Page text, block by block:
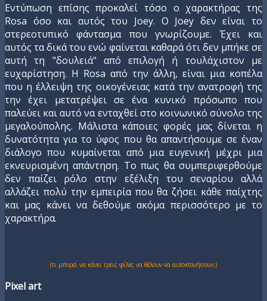
Εντύπωση επίσης προκαλεί τόσο ο χαρακτήρας της
Rosa όσο και αυτός του Joey. Ο Joey δεν είναι το
στερεοτυπικό φάντασμα που γνωρίζουμε. Έχει και
αυτός τα δικά του ενώ φαίνεται καθαρά ότι δεν μπήκε σε
αυτή τη "δουλειά" από επιλογή ή τουλάχιστον με
ευχαρίστηση. Η Rosa από την άλλη, είναι μια κοπέλα
που η έλλειψη της οικογένειας κατά την ανατροφή της
την έχει μετατρέψει σε ένα κυνικό πρόσωπο που
παλεύει και αυτό να ενταχθεί στο κοινωνικό σύνολο της
μεγαλούπολης. Μάλιστα κάποιες φορές μας δίνεται η
δυνατότητα για το ύφος που θα απαντήσουμε σε έναν
διάλογο που κυμαίνεται από μια ευγενική μέχρι μια
εκνευρισμένη απάντηση. Το πως θα συμπεριφερθούμε
δεν παίζει ρόλο στην εξέλιξη του σεναρίου αλλά
αλλάζει πολύ την εμπειρία που θα ζήσει κάθε παίχτης
και μας κάνει να δεθούμε ακόμα περισσότερο με το
χαρακτήρα.
(τι μπορεί να κάνει τρεις φίλες να θέλουν να αυτοκτονήσουν;)
Pixel art